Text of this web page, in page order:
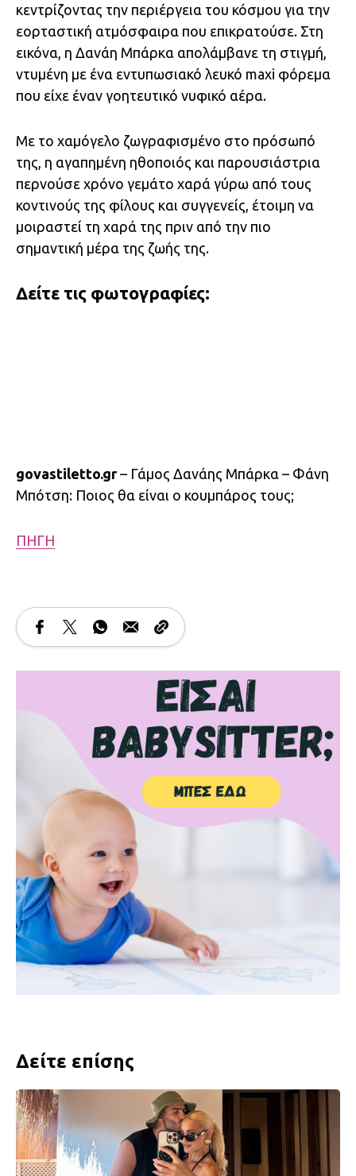
κεντρίζοντας την περιέργεια του κόσμου για την
εορταστική ατμόσφαιρα που επικρατούσε. Στη
εικόνα, η Δανάη Μπάρκα απολάμβανε τη στιγμή,
ντυμένη με ένα εντυπωσιακό λευκό maxi φόρεμα
που είχε έναν γοητευτικό νυφικό αέρα.
Με το χαμόγελο ζωγραφισμένο στο πρόσωπό
της, η αγαπημένη ηθοποιός και παρουσιάστρια
περνούσε χρόνο γεμάτο χαρά γύρω από τους
κοντινούς της φίλους και συγγενείς, έτοιμη να
μοιραστεί τη χαρά της πριν από την πιο
σημαντική μέρα της ζωής της.
Δείτε τις φωτογραφίες:
govastiletto.gr– Γάμος Δανάης Μπάρκα – Φάνη
Μπότση: Ποιος θα είναι ο κουμπάρος τους;
ΠΗΓΗ
Δείτε επίσης